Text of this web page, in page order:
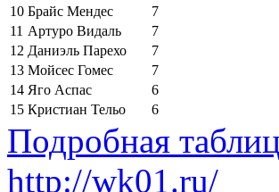
10 Брайс Мендес
7
11 Артуро Видаль
7
12 Даниэль Парехо
7
13 Мойсес Гомес
7
14 Яго Аспас
6
15 Кристиан Тельо 6
Подробная
http://wk01.ru/